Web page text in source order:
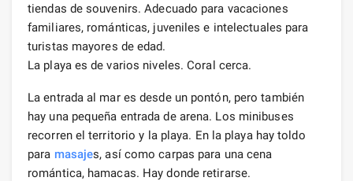
tiendas de souvenirs. Adecuado para vacaciones
familiares, románticas, juveniles e intelectuales para
turistas mayores de edad.
La playa es de varios niveles. Coral cerca.
La entrada al mar es desde un pontón, pero también
hay una pequeña entrada de arena. Los minibuses
recorren el territorio y la playa. En la playa hay toldo
para masajes, así como carpas para una cena
romántica, hamacas. Hay donde retirarse.